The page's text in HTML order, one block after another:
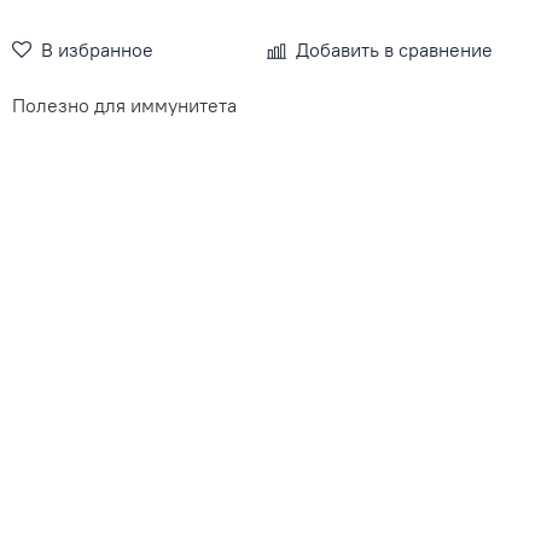
В избранное Добавить в сравнение
Полезно для иммунитета